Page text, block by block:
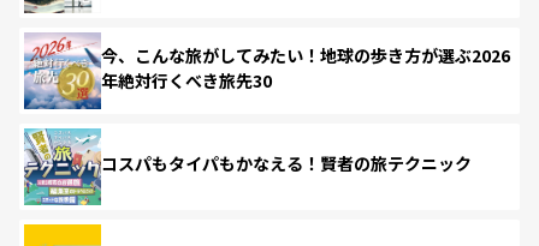
今、こんな旅がしてみたい！地球の歩き方が選ぶ2026
年絶対行くべき旅先30
コスパもタイパもかなえる！賢者の旅テクニック